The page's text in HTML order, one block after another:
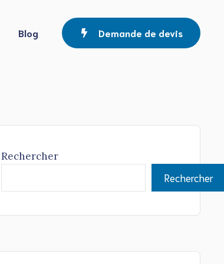
Blog Demande de devis
Rechercher
Rechercher